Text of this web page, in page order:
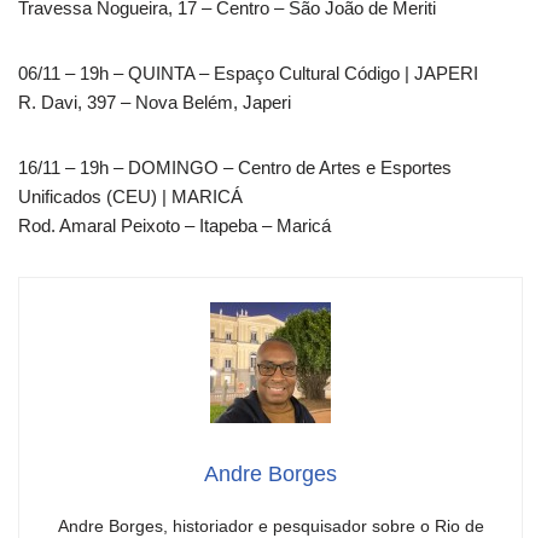
Travessa Nogueira, 17 – Centro – São João de Meriti
06/11 – 19h – QUINTA – Espaço Cultural Código | JAPERI
R. Davi, 397 – Nova Belém, Japeri
16/11 – 19h – DOMINGO – Centro de Artes e Esportes
Unificados (CEU) | MARICÁ
Rod. Amaral Peixoto – Itapeba – Maricá
Andre Borges
Andre Borges, historiador e pesquisador sobre o Rio de